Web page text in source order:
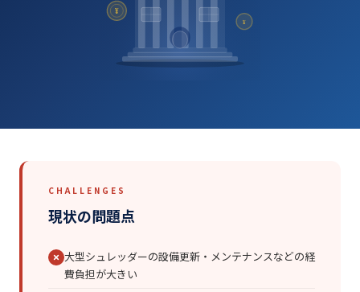
¥
¥
CHALLENGES
現状の問題点
大型シュレッダーの設備更新・メンテナンスなどの経
費負担が大きい